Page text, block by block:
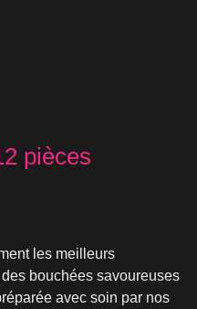
pièces
les meilleurs
bouchées savoureuses
avec soin par nos